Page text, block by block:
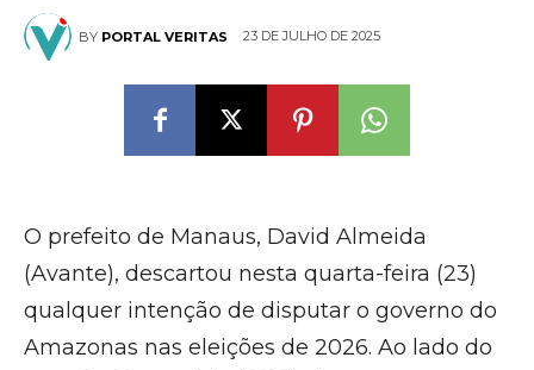
BY PORTAL VERITAS 23 DE JULHO DE 2025
O prefeito de Manaus, David Almeida
(Avante), descartou nesta quarta-feira (23)
qualquer intenção de disputar o governo do
Amazonas nas eleições de 2026. Ao lado do